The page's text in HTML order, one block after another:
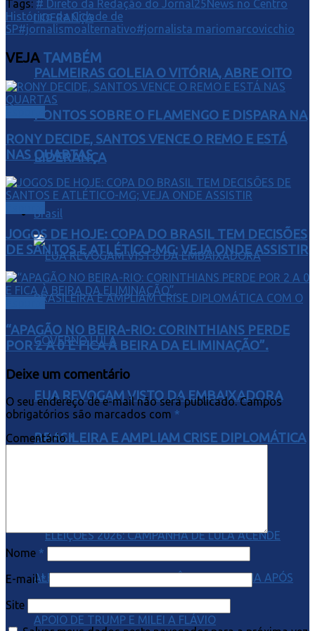
PALMEIRAS GOLEIA O VITÓRIA, ABRE OITO
PONTOS SOBRE O FLAMENGO E DISPARA NA
LIDERANÇA
Brasil
EUA REVOGAM VISTO DA EMBAIXADORA
BRASILEIRA E AMPLIAM CRISE DIPLOMÁTICA
Tags: # Direto da Redação do Jornal25News no Centro
Histórico da Cidade de
SP#jornalismoalternativo#jornalista mariomarcovicchio
VEJATAMBÉM
RONY DECIDE, SANTOS VENCE O REMO E ESTÁ
NAS QUARTAS
JOGOS DE HOJE: COPA DO BRASIL TEM DECISÕES
DE SANTOS E ATLÉTICO-MG; VEJA ONDE ASSISTIR
“APAGÃO NO BEIRA-RIO: CORINTHIANS PERDE
POR 2 A 0 E FICA À BEIRA DA ELIMINAÇÃO”.
Deixe um comentário
O seu endereço de e-mail não será publicado. Campos
obrigatórios são marcados com *
Comentário *
Nome *
E-mail*
Site